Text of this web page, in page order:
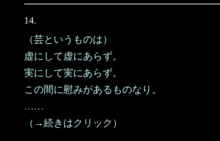
14.
（芸というものは）
虚にして虚にあらず。
実にして実にあらず。
この間に慰みがあるものなり。
……
（→続きはクリック）